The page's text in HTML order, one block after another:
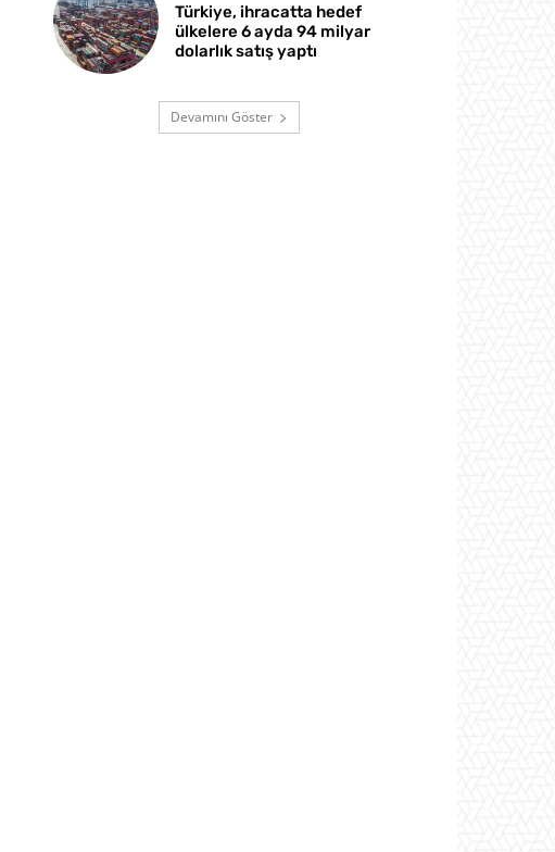
Türkiye, ihracatta hedef
ülkelere 6 ayda 94 milyar
dolarlık satış yaptı
Devamını Göster